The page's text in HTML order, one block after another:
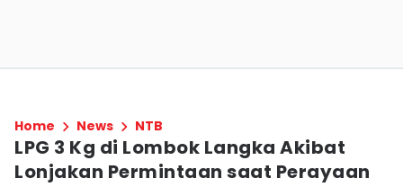
Home News NTB
LPG 3 Kg di Lombok Langka Akibat
Lonjakan Permintaan saat Perayaan